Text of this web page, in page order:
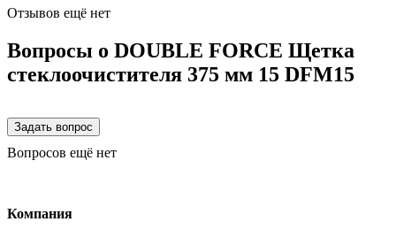
Отзывов ещё нет
Вопросы о DOUBLE FORCE Щетка
стеклоочистителя 375 мм 15 DFM15
Вопросов ещё нет
Компания